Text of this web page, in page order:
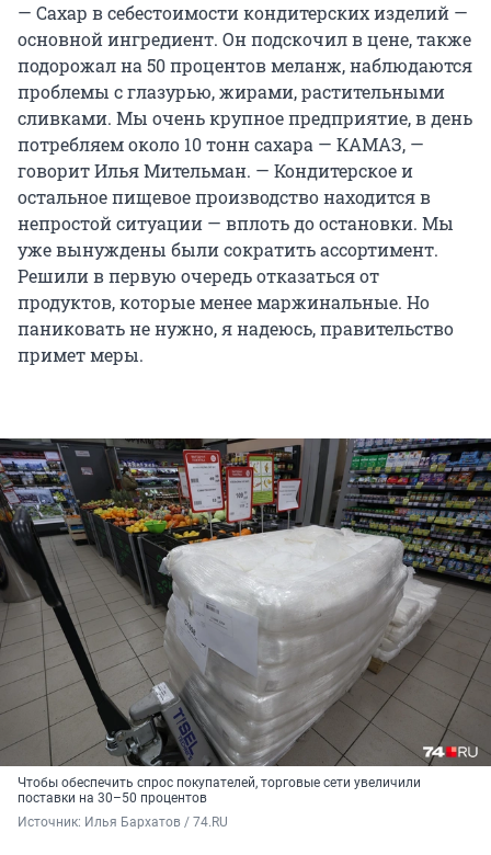
— Сахар в себестоимости кондитерских изделий —
основной ингредиент. Он подскочил в цене, также
подорожал на 50 процентов меланж, наблюдаются
проблемы с глазурью, жирами, растительными
сливками. Мы очень крупное предприятие, в день
потребляем около 10 тонн сахара — КАМАЗ, —
говорит Илья Мительман. — Кондитерское и
остальное пищевое производство находится в
непростой ситуации — вплоть до остановки. Мы
уже вынуждены были сократить ассортимент.
Решили в первую очередь отказаться от
продуктов, которые менее маржинальные. Но
паниковать не нужно, я надеюсь, правительство
примет меры.
Чтобы обеспечить спрос покупателей, торговые сети увеличили
поставки на 30–50 процентов
Источник: Илья Бархатов / 74.RU